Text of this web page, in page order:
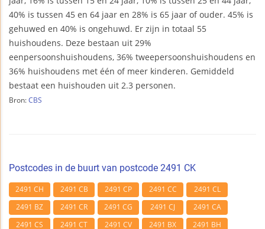
40% is tussen 45 en 64 jaar en 28% is 65 jaar of ouder. 45% is
gehuwed en 40% is ongehuwd. Er zijn in totaal 55
huishoudens. Deze bestaan uit 29%
eenpersoonshuishoudens, 36% tweepersoonshuishoudens en
36% huishoudens met één of meer kinderen. Gemiddeld
bestaat een huishouden uit 2.3 personen.
Bron: CBS
Postcodes in de buurt van postcode 2491 CK
2491 CH 2491 CB 2491 CP 2491 CC
2491 CL
2491 BZ
2491 CR 2491 CG 2491 CJ
2491 CA
2491 CS
2491 CT 2491 CV 2491 BX
2491 BH